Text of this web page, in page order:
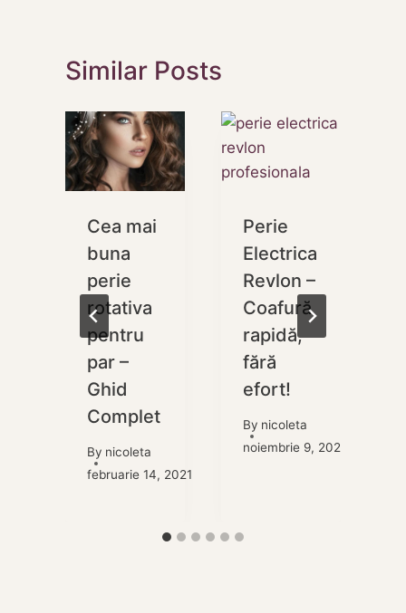
Similar Posts
Cea mai
buna
perie
rotativa
pentru
par –
Ghid
Complet
By nicoleta
februarie 14, 2021
Perie
Electrica
Revlon –
Coafură
rapidă,
fără
efort!
By nicoleta
noiembrie 9, 2024